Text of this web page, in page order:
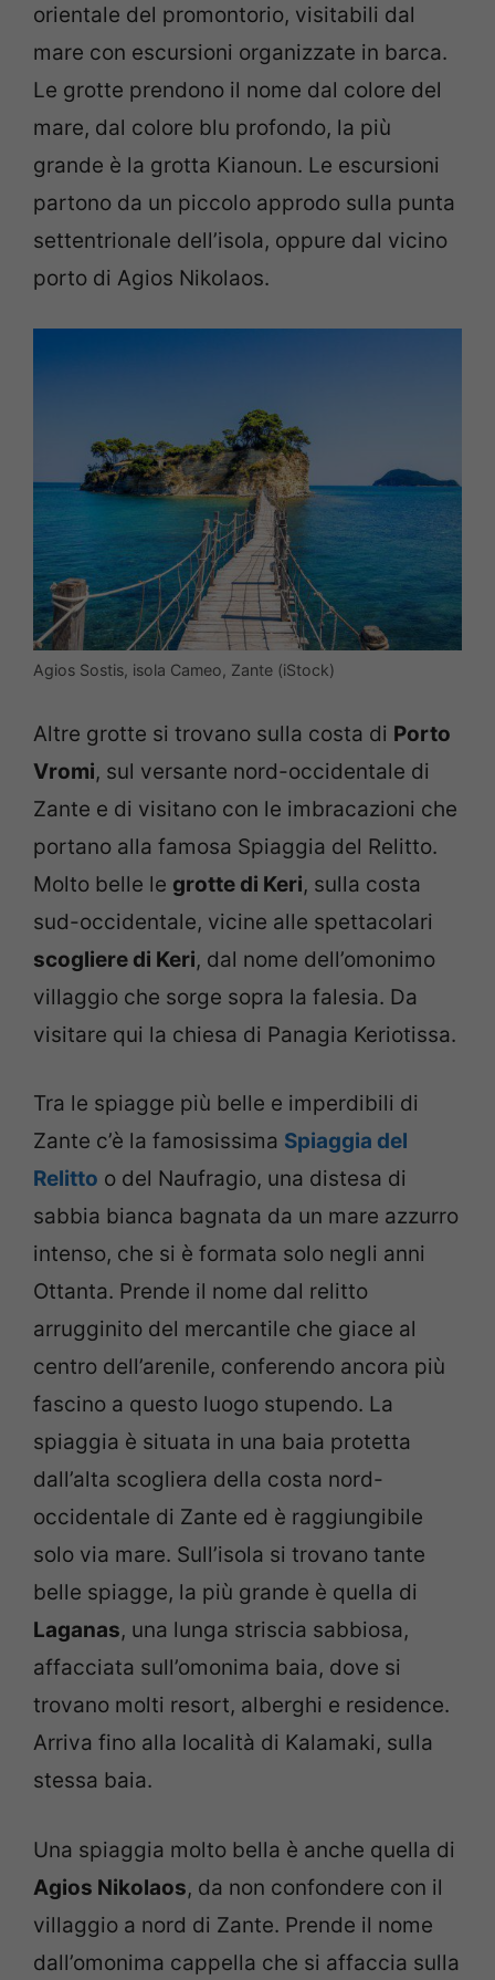
orientale del promontorio, visitabili dal
mare con escursioni organizzate in barca.
Le grotte prendono il nome dal colore del
mare, dal colore blu profondo, la più
grande è la grotta Kianoun. Le escursioni
partono da un piccolo approdo sulla punta
settentrionale dell’isola, oppure dal vicino
porto di Agios Nikolaos.
Agios Sostis, isola Cameo, Zante (iStock)
Altre grotte si trovano sulla costa di Porto
Vromi, sul versante nord-occidentale di
Zante e di visitano con le imbracazioni che
portano alla famosa Spiaggia del Relitto.
Molto belle le grotte di Keri, sulla costa
sud-occidentale, vicine alle spettacolari
scogliere di Keri, dal nome dell’omonimo
villaggio che sorge sopra la falesia. Da
visitare qui la chiesa di Panagia Keriotissa.
Tra le spiagge più belle e imperdibili di
Zante c’è la famosissima Spiaggia del
Relitto o del Naufragio, una distesa di
sabbia bianca bagnata da un mare azzurro
intenso, che si è formata solo negli anni
Ottanta. Prende il nome dal relitto
arrugginito del mercantile che giace al
centro dell’arenile, conferendo ancora più
fascino a questo luogo stupendo. La
spiaggia è situata in una baia protetta
dall’alta scogliera della costa nord-
occidentale di Zante ed è raggiungibile
solo via mare. Sull’isola si trovano tante
belle spiagge, la più grande è quella di
Laganas, una lunga striscia sabbiosa,
affacciata sull’omonima baia, dove si
trovano molti resort, alberghi e residence.
Arriva fino alla località di Kalamaki, sulla
stessa baia.
Una spiaggia molto bella è anche quella di
Agios Nikolaos, da non confondere con il
villaggio a nord di Zante. Prende il nome
dall’omonima cappella che si affaccia sulla